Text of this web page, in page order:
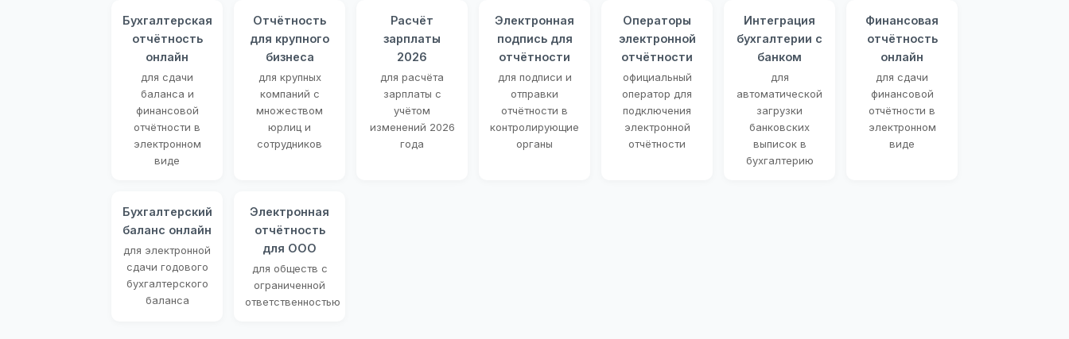
Бухгалтерская
отчётность
онлайн
для сдачи
баланса и
финансовой
отчётности в
электронном
виде
Отчётность
для крупного
бизнеса
для крупных
компаний с
множеством
юрлиц и
сотрудников
Расчёт
зарплаты
2026
для расчёта
зарплаты с
учётом
изменений 2026
года
Электронная
подпись для
отчётности
для подписи и
отправки
отчётности в
контролирующие
органы
Операторы
электронной
отчётности
официальный
оператор для
подключения
электронной
отчётности
Интеграция
бухгалтерии с
банком
для
автоматической
загрузки
банковских
выписок в
бухгалтерию
Финансовая
отчётность
онлайн
для сдачи
финансовой
отчётности в
электронном
виде
Бухгалтерский
баланс онлайн
для электронной
сдачи годового
бухгалтерского
баланса
Электронная
отчётность
для ООО
для обществ с
ограниченной
ответственностью